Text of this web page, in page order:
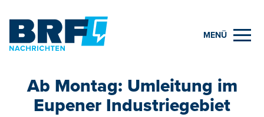
MENÜ
Ab Montag: Umleitung im
Eupener Industriegebiet